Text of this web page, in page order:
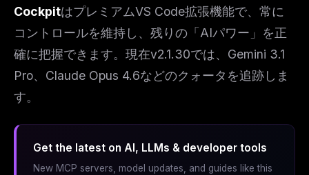
CockpitはプレミアムVS Code拡張機能で、常に
コントロールを維持し、残りの「AIパワー」を正
確に把握できます。現在v2.1.30では、Gemini 3.1
Pro、Claude Opus 4.6などのクォータを追跡しま
す。
Get the latest on AI, LLMs & developer tools
New MCP servers, model updates, and guides like this